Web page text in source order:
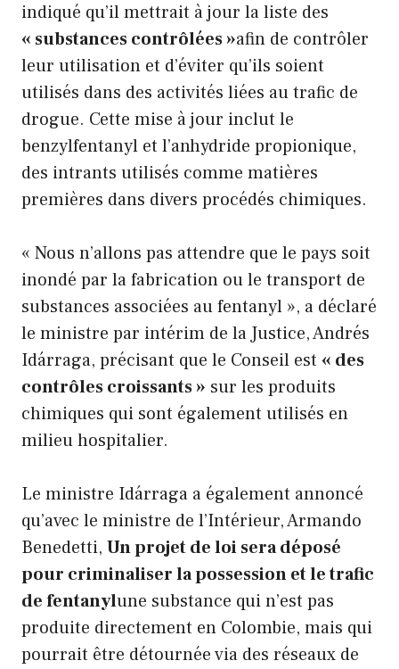
indiqué qu’il mettrait à jour la liste des
« substances contrôlées »afin de contrôler
leur utilisation et d’éviter qu’ils soient
utilisés dans des activités liées au trafic de
drogue. Cette mise à jour inclut le
benzylfentanyl et l’anhydride propionique,
des intrants utilisés comme matières
premières dans divers procédés chimiques.
« Nous n’allons pas attendre que le pays soit
inondé par la fabrication ou le transport de
substances associées au fentanyl », a déclaré
le ministre par intérim de la Justice, Andrés
Idárraga, précisant que le Conseil est « des
contrôles croissants » sur les produits
chimiques qui sont également utilisés en
milieu hospitalier.
Le ministre Idárraga a également annoncé
qu’avec le ministre de l’Intérieur, Armando
Benedetti, Un projet de loi sera déposé
pour criminaliser la possession et le trafic
de fentanylune substance qui n’est pas
produite directement en Colombie, mais qui
pourrait être détournée via des réseaux de